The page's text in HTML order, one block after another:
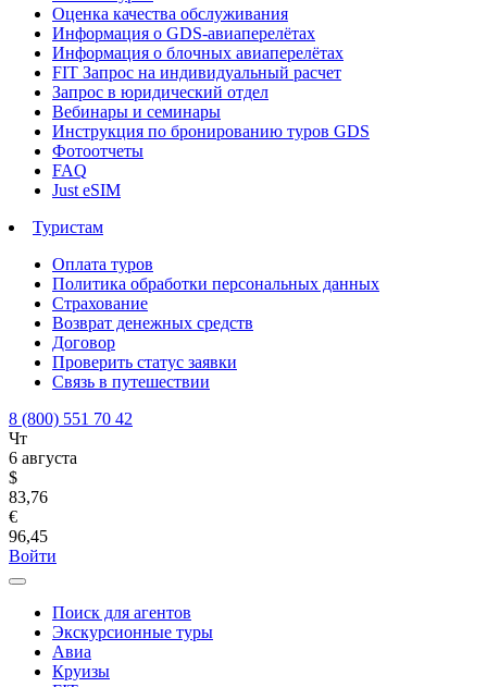
Оценка качества обслуживания
Информация о GDS-авиаперелётах
Информация о блочных авиаперелётах
FIT Запрос на индивидуальный расчет
Запрос в юридический отдел
Вебинары и семинары
Инструкция по бронированию туров GDS
Фотоотчеты
FAQ
Just eSIM
Туристам
Оплата туров
Политика обработки персональных данных
Страхование
Возврат денежных средств
Договор
Проверить статус заявки
Связь в путешествии
8 (800) 551 70 42
Чт
6 августа
$
83,76
€
96,45
Войти
Поиск для агентов
Экскурсионные туры
Авиа
Круизы